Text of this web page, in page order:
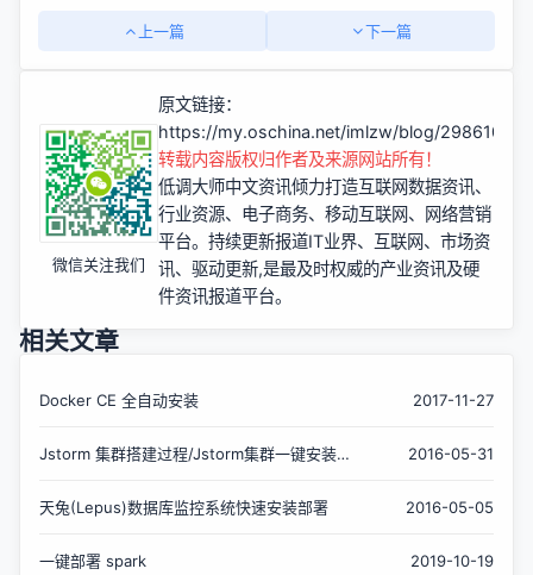
上一篇 下一篇
微信关注我们
原文链接：
https://my.oschina.net/imlzw/blog/2986104
转载内容版权归作者及来源网站所有！
低调大师中文资讯倾力打造互联网数据资讯、
行业资源、电子商务、移动互联网、网络营销
平台。持续更新报道IT业界、互联网、市场资
讯、驱动更新,是最及时权威的产业资讯及硬
件资讯报道平台。
相关文章
Docker CE 全自动安装 2017-11-27
Jstorm 集群搭建过程/Jstorm集群一键安装部
2016-05-31
天兔(Lepus)数据库监控系统快速安装部署 2016-05-05
一键部署 spark 2019-10-19